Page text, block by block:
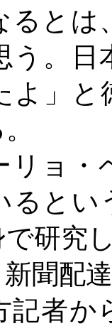
ると
う。日
よ」
ョ・
るとい
研究
聞配
記者か